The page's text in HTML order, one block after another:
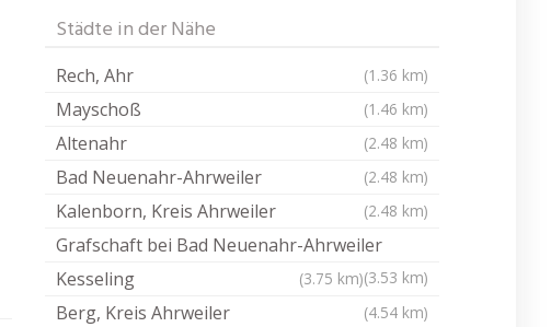
Städte in der Nähe
Rech, Ahr (1.36 km)
Mayschoß (1.46 km)
Altenahr (2.48 km)
Bad Neuenahr-Ahrweiler (2.48 km)
Kalenborn, Kreis Ahrweiler (2.48 km)
Grafschaft bei Bad Neuenahr-Ahrweiler
(3.53 km)
Kesseling (3.75 km)
Berg, Kreis Ahrweiler (4.54 km)